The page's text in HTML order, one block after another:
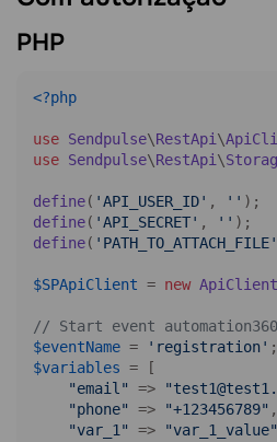
PHP
<?php
use Sendpulse\RestApi \
use Sendpulse\RestApi \
define( 'API_USER_ID' , ''
define( 'API_SECRET' , ''
define( 'PATH_TO_ATTACH_FILE'
$SPApiClient = new ApiClient
// Start event automation360
$eventName = 'registration'
$variables = [
"email"
=>
"phone"
=> "+123456789" ,
"var_1"
=>
"var_1_value"